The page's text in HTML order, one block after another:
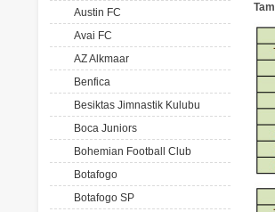
Austin FC
Avai FC
AZ Alkmaar
Benfica
Besiktas Jimnastik Kulubu
Boca Juniors
Bohemian Football Club
Botafogo
Botafogo SP